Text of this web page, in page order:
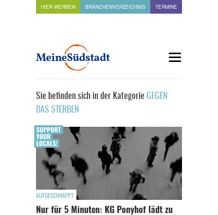
HIER WERBEN BRANCHENVERZEICHNIS TERMINE
Sie befinden sich in der Kategorie GEGEN
DAS STERBEN
AUFGESCHNAPPT
Nur für 5 Minuten: KG Ponyhof lädt zu